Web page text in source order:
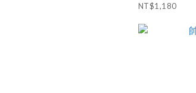
NT$1,180